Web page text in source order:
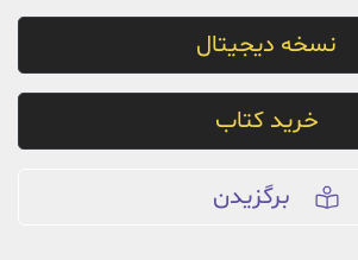
نسخه دیجیتال
خرید کتاب
برگزیدن